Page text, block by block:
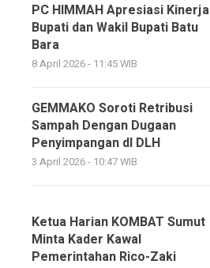
PC HIMMAH Apresiasi Kinerja
Bupati dan Wakil Bupati Batu
Bara
8 April 2026 - 11:45 WIB
GEMMAKO Soroti Retribusi
Sampah Dengan Dugaan
Penyimpangan dI DLH
3 April 2026 - 10:47 WIB
Ketua Harian KOMBAT Sumut
Minta Kader Kawal
Pemerintahan Rico-Zaki